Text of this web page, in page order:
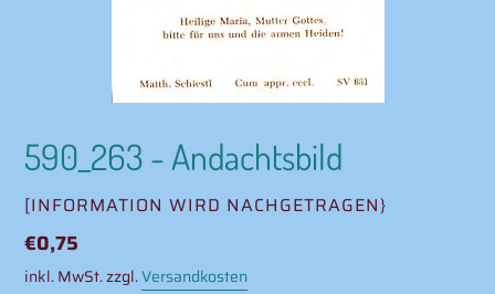
590_263 - Andachtsbild
VERKÄUFER
[INFORMATION WIRD NACHGETRAGEN}
Normaler
Preis
€0,75
inkl. MwSt. zzgl.Versandkosten